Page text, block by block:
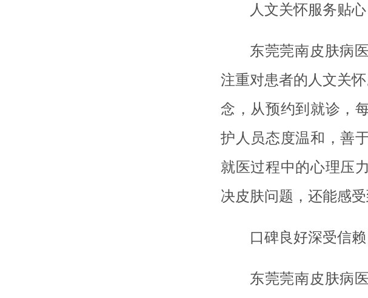
人文关怀服务贴心
东莞莞南皮肤病
注重对患者的人文关
念，从预约到就诊，
护人员态度温和，善
就医过程中的心理压
决皮肤问题，还能感受
口碑良好深受信赖
东莞莞南皮肤病